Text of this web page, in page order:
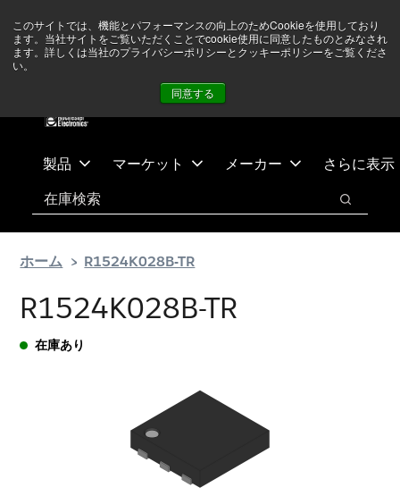
このサイトでは、機能とパフォーマンスの向上のためCookieを使用しており
ます。当社サイトをご覧いただくことでcookie使用に同意したものとみなされ
ます。詳しくは当社のプライバシーポリシーとクッキーポリシーをご覧くださ
い。
同意する
テ
ス
ありません 詳しい情報はこちら➜
製品 マーケット メーカー さらに表示
検索
検索
ホーム R1524K028B-TR
R1524K028B-TR
在庫あり